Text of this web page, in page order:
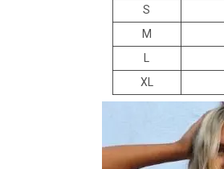
S
M
XL